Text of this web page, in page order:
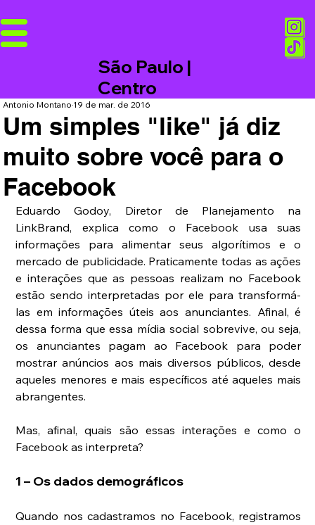
São Paulo |
Centro
Um simples "like" já diz
muito sobre você para o
Facebook
Antonio Montano19 de mar. de 2016
Eduardo Godoy, Diretor de Planejamento na
LinkBrand, explica como o Facebook usa suas
informações para alimentar seus algorítimos e o
mercado de publicidade. Praticamente todas as ações
e interações que as pessoas realizam no Facebook
estão sendo interpretadas por ele para transformá-
las em informações úteis aos anunciantes. Afinal, é
dessa forma que essa mídia social sobrevive, ou seja,
os anunciantes pagam ao Facebook para poder
mostrar anúncios aos mais diversos públicos, desde
aqueles menores e mais específicos até aqueles mais
abrangentes.
Mas, afinal, quais são essas interações e como o
Facebook as interpreta?
1 – Os dados demográficos
Quando nos cadastramos no Facebook, registramos